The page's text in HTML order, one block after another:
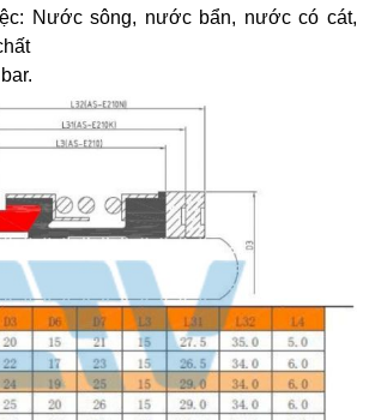
Nước sông, nước bẩn, nước có cát,